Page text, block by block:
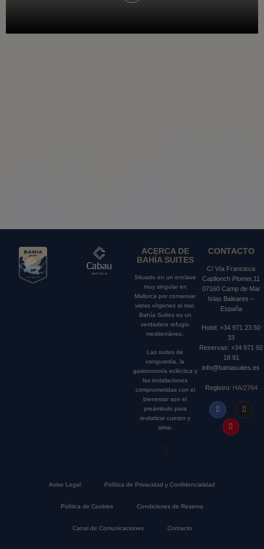
ACERCA DE
BAHÍA SUITES
Situado en un enclave
muy singular en
Mallorca por conservar
vistas vírgenes al mar,
Bahía Suites es un
verdadero refugio
mediterráneo.
Las suites de
vanguardia, la
gastronomía ecléctica y
las instalaciones
comprometidas con el
bienestar son el
preámbulo para
revitalizar cuerpo y
alma.
CONTACTO
C/ Vía Francisca
Capllonch Plomer,11
07160 Camp de Mar
Islas Baleares –
España
Hotel: +34 971 23 50
33
Reservas: +34 971 92
18 91
info@bahiasuites.es
Registro: HA/2764
Aviso Legal Política de Privacidad y Confidencialidad
Política de Cookies Condiciones de Reserva
Canal de Comunicaciones Contacto